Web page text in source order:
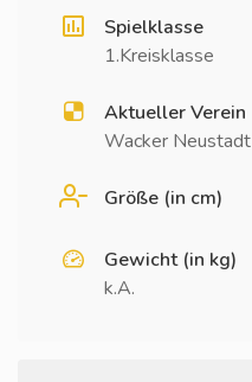
Spielklasse
1.Kreisklasse
Aktueller Verein
Wacker Neustadt
Größe (in cm)
Gewicht (in kg)
k.A.